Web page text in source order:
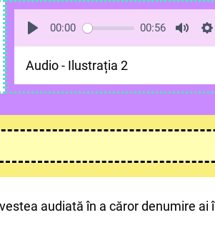
00:00 00:56
Audio - Ilustrația 2
audiată în a căror denumire ai